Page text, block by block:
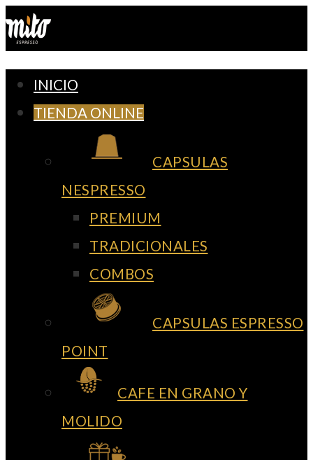
Ir
al
contenido
INICIO
TIENDA ONLINE
CAPSULAS
NESPRESSO
PREMIUM
TRADICIONALES
COMBOS
CAPSULAS ESPRESSO
POINT
CAFE EN GRANO Y
MOLIDO